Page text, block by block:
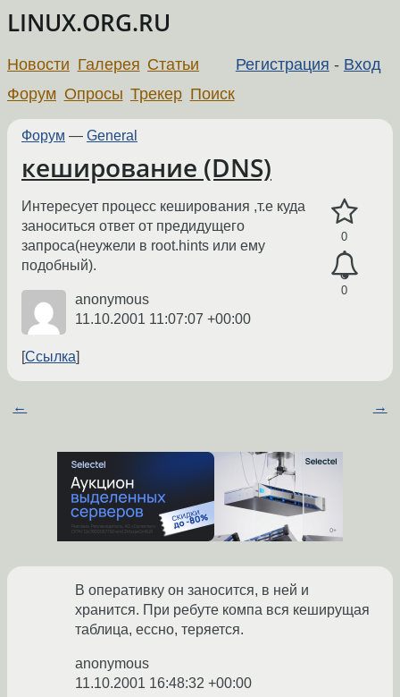
LINUX.ORG.RU
Регистрация - Вход
Новости Галерея Статьи
Форум Опросы Трекер Поиск
Форум — General
кеширование (DNS)
0
0
Интересует процесс кеширования ,т.е куда
заноситься ответ от предидущего
запроса(неужели в root.hints или ему
подобный).
anonymous
11.10.2001 11:07:07 +00:00
Ссылка
← →
В оперативку он заносится, в ней и
хранится. При ребуте компа вся кеширущая
таблица, ессно, теряется.
anonymous
11.10.2001 16:48:32 +00:00